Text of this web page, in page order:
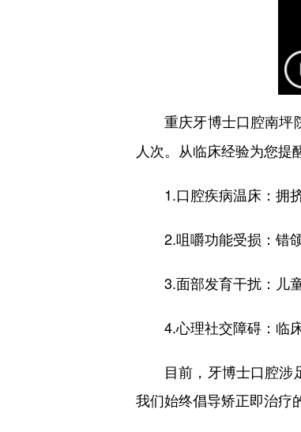
重庆牙博士口腔南坪
人次。从临床经验为您提
1.口腔疾病温床：拥挤
2.咀嚼功能受损：错颌
3.面部发育干扰：儿童
4.心理社交障碍：临床
目前，牙博士口腔涉足
我们始终倡导矫正即治疗